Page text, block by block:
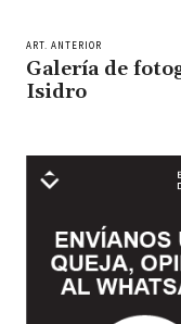
ART. ANTERIOR
Galería de
Isidro